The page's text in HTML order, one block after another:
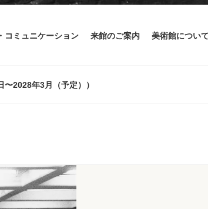
コミュニケーション 来館のご案内 美術館につい
2028年3月（予定））